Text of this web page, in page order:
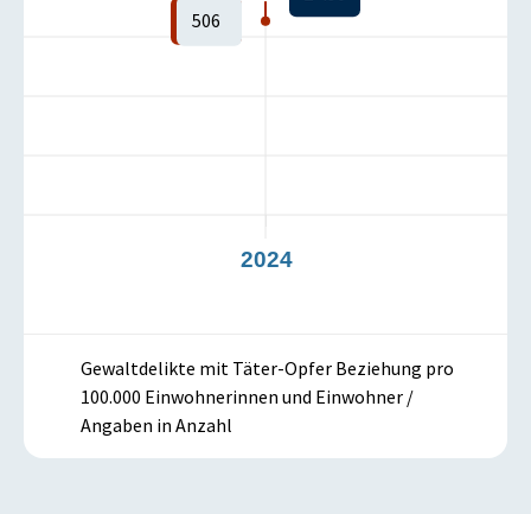
2024
506
Gewaltdelikte mit Täter-Opfer Beziehung pro
100.000 Einwohnerinnen und Einwohner /
Angaben in Anzahl